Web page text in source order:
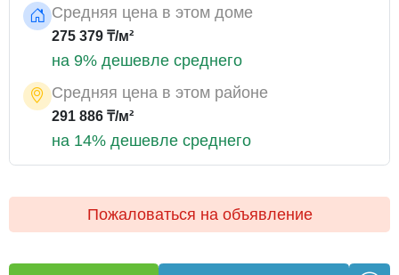
Документы готовы.
одном из лучших районов города!
Средняя цена в этом доме
275 379 ₸/м²
на 9% дешевле среднего
Средняя цена в этом районе
291 886 ₸/м²
на 14% дешевле среднего
Пожаловаться на объявление